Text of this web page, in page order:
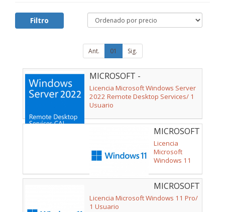
Filtro
Ant. 01 Sig.
MICROSOFT -
DG7GMGF0D7HX-0009
Licencia Microsoft Windows Server
2022 Remote Desktop Services/ 1
Usuario
MICROSOFT
- KW9-
00656
Licencia
Microsoft
Windows 11
Usuario
MICROSOFT
- FQC-10552
Licencia Microsoft Windows 11 Pro/
1 Usuario